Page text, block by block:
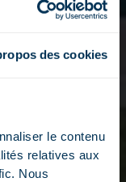
des cookies
le contenu
relatives aux
Nous